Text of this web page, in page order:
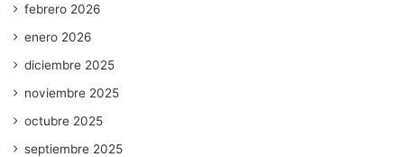
febrero 2026
enero 2026
diciembre 2025
noviembre 2025
octubre 2025
septiembre 2025